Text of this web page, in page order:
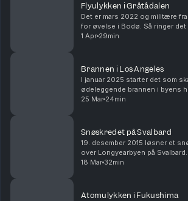
Flyulykken i Gråtådalen
Det er mars 2022 og militære
for øvelse i Bodø. Så ringer
på Bodø flystasjon. Et
1 Apr 29min
Brannen i Los Angeles
I januar 2025 starter det som
ødeleggende brannen i byens historie.
kjører inn i et brennende
25 Mar 24min
Snøskredet på Svalbard
19. desember 2015 løsner et
over Longyearbyen på
boligområde mens mange
18 Mar 32min
Atomulykken i Fukushima